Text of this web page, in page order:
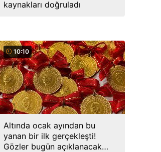
kaynakları doğruladı
10:10
Altında ocak ayından bu
yanan bir ilk gerçekleşti!
Gözler bugün açıklanacak